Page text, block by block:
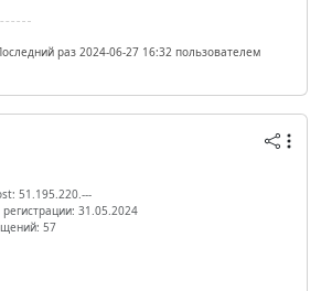
раз 2024-06-27 16:32 пользователем
51.195.220.---
31.05.2024
57